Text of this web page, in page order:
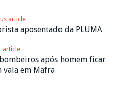
article
aposentado da PLUMA
article
após homem ficar
vala em Mafra